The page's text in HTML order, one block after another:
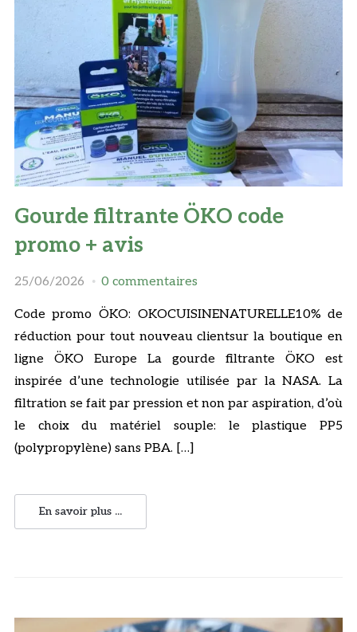
Gourde filtrante ÖKO code
promo + avis
25/06/2026 0 commentaires
Code promo ÖKO: OKOCUISINENATURELLE10% de
réduction pour tout nouveau clientsur la boutique en
ligne ÖKO Europe La gourde filtrante ÖKO est
inspirée d’une technologie utilisée par la NASA. La
filtration se fait par pression et non par aspiration, d’où
le choix du matériel souple: le plastique PP5
(polypropylène) sans PBA. […]
En savoir plus ...